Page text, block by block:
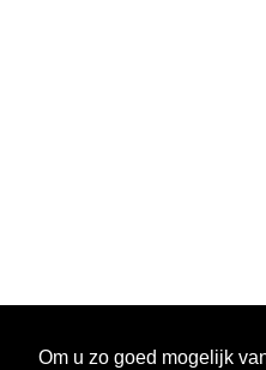
Om u zo goed mogelijk